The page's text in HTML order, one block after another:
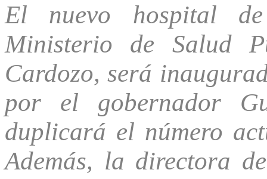
El nuevo hospital
Ministerio de Salud
Cardozo, será
por el gobernador
duplicará el número
Además, la directora